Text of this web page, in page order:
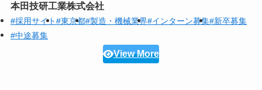
本田技研工業株式会社
#採用サイト#東京都#製造・機械業界#インターン募集#新卒募集
#中途募集
View More